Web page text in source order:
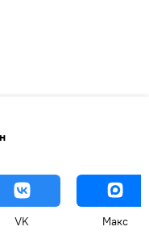
VK Макс